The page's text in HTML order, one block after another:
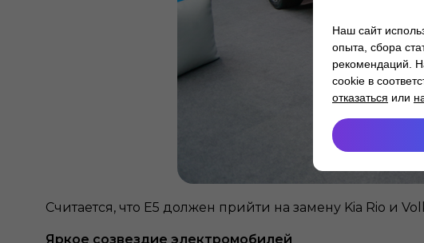
Считается, что E5 должен прийти на замену Kia Rio и
Яркое созвездие электромобилей
Наш сайт
опыта, сбора
рекомендаций.
cookie в
отказаться или